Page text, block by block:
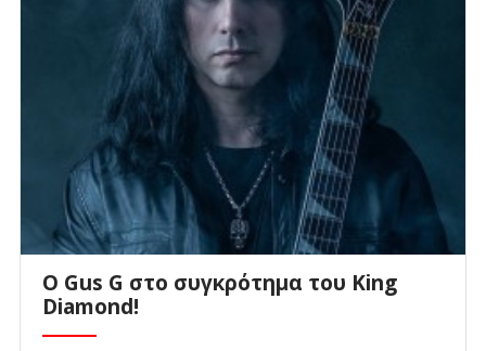
O Gus G στο συγκρότημα του King
Diamond!